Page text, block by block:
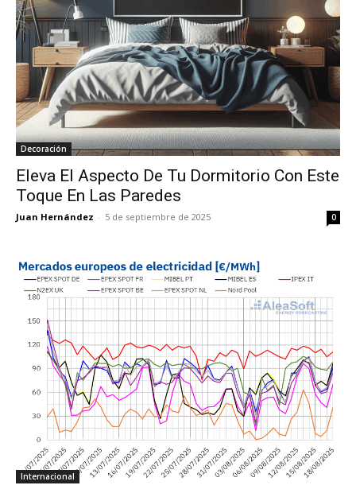
Decoración
Eleva El Aspecto De Tu Dormitorio Con Este
Toque En Las Paredes
Juan Hernández - 5 de septiembre de 2025 0
Internacional